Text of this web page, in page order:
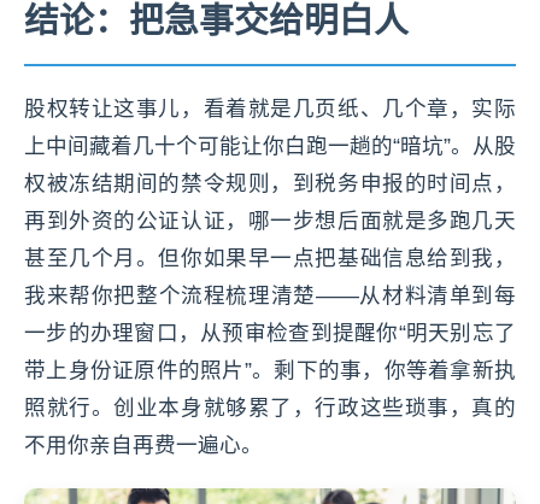
结论：把急事交给明白人
股权转让这事儿，看着就是几页纸、几个章，实际
上中间藏着几十个可能让你白跑一趟的“暗坑”。从股
权被冻结期间的禁令规则，到税务申报的时间点，
再到外资的公证认证，哪一步想后面就是多跑几天
甚至几个月。但你如果早一点把基础信息给到我，
我来帮你把整个流程梳理清楚——从材料清单到每
一步的办理窗口，从预审检查到提醒你“明天别忘了
带上身份证原件的照片”。剩下的事，你等着拿新执
照就行。创业本身就够累了，行政这些琐事，真的
不用你亲自再费一遍心。